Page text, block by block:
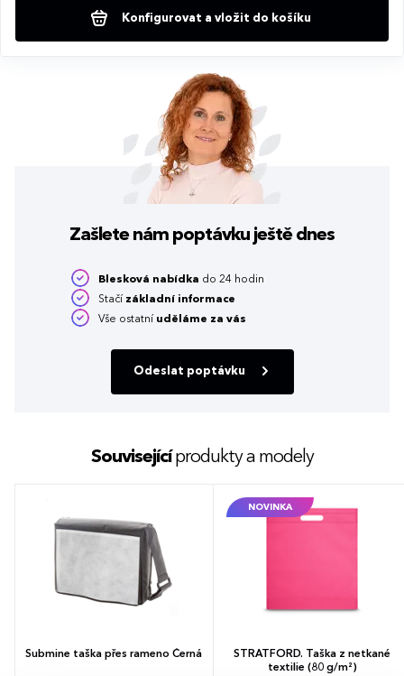
Konfigurovat a vložit do košíku
Zašlete nám poptávku ještě dnes
Blesková nabídka do 24 hodin
Stačí základní informace
Vše ostatní uděláme za vás
Odeslat poptávku
Souvisejícíprodukty a modely
Submine taška přes rameno Černá
NOVINKA
STRATFORD. Taška z netkané
textilie (80 g/m²)